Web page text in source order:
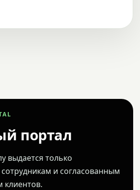
портал
выдается только
и согласованным
клиентов.